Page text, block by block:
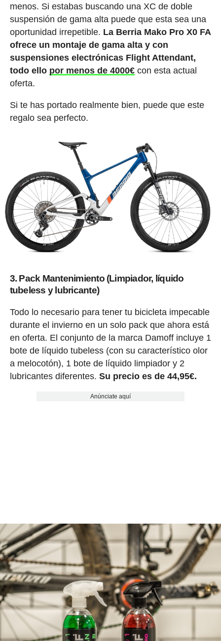
menos. Si estabas buscando una XC de doble
suspensión de gama alta puede que esta sea una
oportunidad irrepetible. La Berria Mako Pro X0 FA
ofrece un montaje de gama alta y con
suspensiones electrónicas Flight Attendant,
todo ello por menos de 4000€ con esta actual
oferta.
Si te has portado realmente bien, puede que este
regalo sea perfecto.
3. Pack Mantenimiento (Limpiador, líquido
tubeless y lubricante)
Todo lo necesario para tener tu bicicleta impecable
durante el invierno en un solo pack que ahora está
en oferta. El conjunto de la marca Damoff incluye 1
bote de líquido tubeless (con su característico olor
a melocotón), 1 bote de líquido limpiador y 2
lubricantes diferentes. Su precio es de 44,95€.
Anúnciate aquí